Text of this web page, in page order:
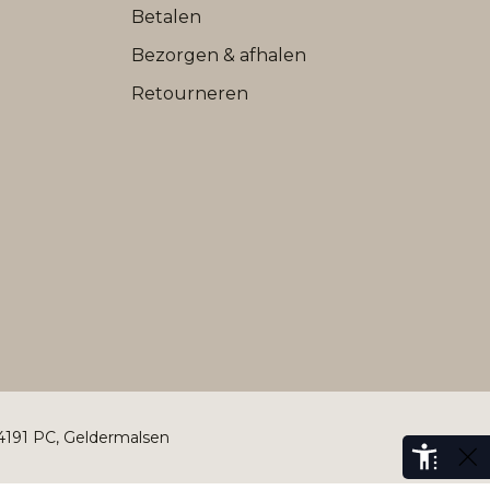
Betalen
Bezorgen & afhalen
Retourneren
PC, Geldermalsen